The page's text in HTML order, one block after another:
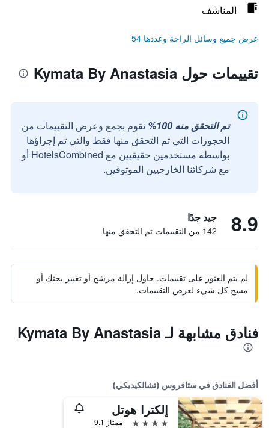
المناشف
عرض جميع وسائل الراحة وعددها 54
تقييمات حول Kymata By Anastasia
تم التحقق منه 100%
نقوم بجمع وعرض التقييمات من
الحجوزات التي تم التحقق منها فقط والتي تم إجراؤها
بواسطة مستخدمين حقيقيين مع HotelsCombined أو
مع شركائنا الخارجيين الموثوقين.
8.9 جيد جدًا
142 من التقييمات تم التحقق منها
لم يتم العثور على تقييمات. حاول إزالة مرشح أو تغيير بحثك أو
مسح كل شيء لعرض التقييمات.
فنادق مشابهة لـ Kymata By Anastasia
أفضل الفنادق في ستافروس (تشالكيديكي)
إلكترا هوتل
4 نجوم
ممتاز 9.1